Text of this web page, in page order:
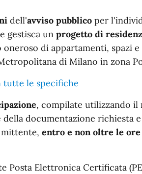
dell'avviso pubblico per
gestisca un progetto di
oneroso di appartamenti, spazi
di Milano in zona
tutte le specifiche
, compilate utilizzando il
della documentazione richiesta
entro e non oltre le ore
Posta Elettronica Certificata